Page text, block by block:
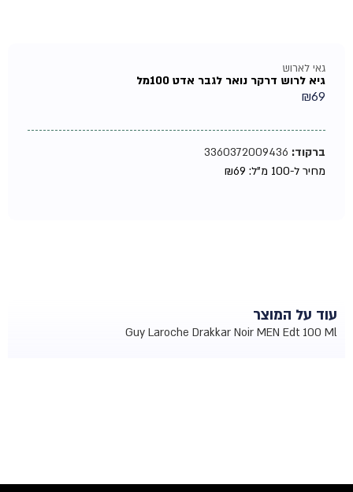
גאי לארוש
גיא לרוש דרקר נואר לגבר אדט 100מל
₪69
ברקוד:3360372009436
מחיר ל-100 מ"ל:
₪69
עוד על המוצר
Guy Laroche Drakkar Noir MEN Edt 100 Ml